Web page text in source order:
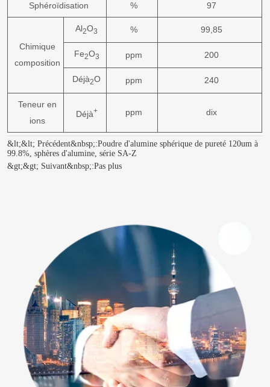
Sphéroïdisation % 97
Chimique
composition
Al2O3 % 99,85
Fe2O3 ppm 200
Déjà2O ppm 240
Teneur en
ions
Déjà+ ppm dix
&lt;&lt; Précédent&nbsp;:Poudre d'alumine sphérique de pureté 120um à
99.8%, sphères d'alumine, série SA-Z
&gt;&gt; Suivant&nbsp;:Pas plus